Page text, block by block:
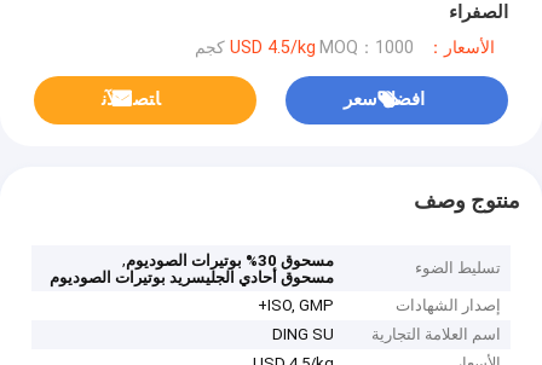
الصفراء
الأسعار：USD 4.5/kg MOQ：1000 كجم
افضل سعر ﺎﺘﺼﻟ ﺍﻶﻧ
منتوج وصف
تسليط الضوء مسحوق 30% بوتيرات الصوديوم
,
مسحوق أحادي الجليسريد بوتيرات الصوديوم
إصدار الشهادات
ISO, GMP+
اسم العلامة التجارية
DING SU